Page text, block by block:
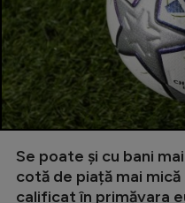
Se poate și cu bani
cotă de piață mai mică
calificat în primăvara